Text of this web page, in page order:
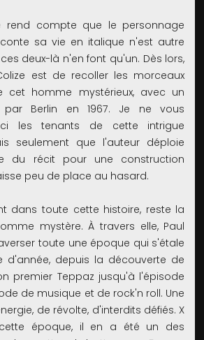
rend compte que le personnage
sa vie en italique n'est autre
deux-là n'en font qu'un. Dès lors,
est de recoller les morceaux
cet homme mystérieux, avec un
Berlin en 1967. Je ne vous
les tenants de cette intrigue
seulement que l'auteur déploie
du récit pour une construction
peu de place au hasard.
dans toute cette histoire, reste la
mystère. À travers elle, Paul
toute une époque qui s'étale
d'année, depuis la découverte de
premier Teppaz jusqu'à l'épisode
de musique et de rock'n roll. Une
de révolte, d'interdits défiés. X
époque, il en a été un des